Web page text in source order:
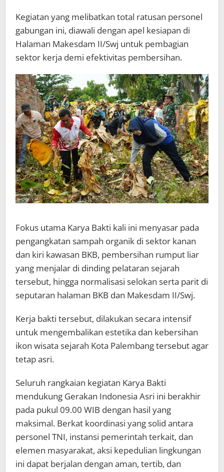
​Kegiatan yang melibatkan total ratusan personel
gabungan ini, diawali dengan apel kesiapan di
Halaman Makesdam II/Swj untuk pembagian
sektor kerja demi efektivitas pembersihan.
Fokus utama Karya Bakti kali ini menyasar pada
pengangkatan sampah organik di sektor kanan
dan kiri kawasan BKB, pembersihan rumput liar
yang menjalar di dinding pelataran sejarah
tersebut, hingga normalisasi selokan serta parit di
seputaran halaman BKB dan Makesdam II/Swj.
Kerja bakti tersebut, dilakukan secara intensif
untuk mengembalikan estetika dan kebersihan
ikon wisata sejarah Kota Palembang tersebut agar
tetap asri.
​Seluruh rangkaian kegiatan Karya Bakti
mendukung Gerakan Indonesia Asri ini berakhir
pada pukul 09.00 WIB dengan hasil yang
maksimal. Berkat koordinasi yang solid antara
personel TNI, instansi pemerintah terkait, dan
elemen masyarakat, aksi kepedulian lingkungan
ini dapat berjalan dengan aman, tertib, dan